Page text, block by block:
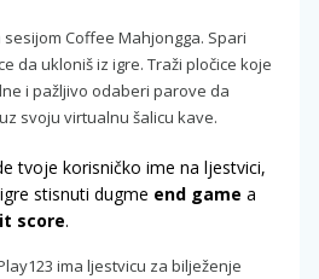
Coffee Mahjongga. Spari
da ukloniš iz igre. Traži pločice koje
i pažljivo odaberi parove da
svoju virtualnu šalicu kave.
tvoje korisničko ime na ljestvici,
stisnuti dugme end game a
score.
ima ljestvicu za bilježenje